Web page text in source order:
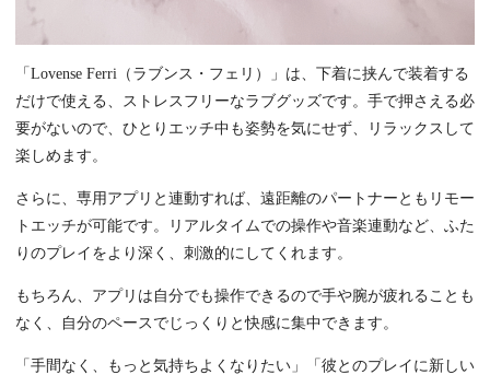
「Lovense Ferri（ラブンス・フェリ）」は、下着に挟んで装着する
だけで使える、ストレスフリーなラブグッズです。手で押さえる必
要がないので、ひとりエッチ中も姿勢を気にせず、リラックスして
楽しめます。
さらに、専用アプリと連動すれば、遠距離のパートナーともリモー
トエッチが可能です。リアルタイムでの操作や音楽連動など、ふた
りのプレイをより深く、刺激的にしてくれます。
もちろん、アプリは自分でも操作できるので手や腕が疲れることも
なく、自分のペースでじっくりと快感に集中できます。
「手間なく、もっと気持ちよくなりたい」「彼とのプレイに新しい